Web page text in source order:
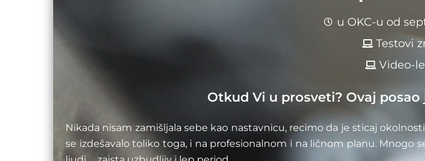
u OKC-u od
Testovi
Video-
Otkud Vi u prosveti? Ovaj posao
Nikada nisam zamišljala sebe kao nastavnicu, recimo da je sticaj
se izdešavalo toliko toga, i na profesionalnom i na ličnom planu. Mnogo